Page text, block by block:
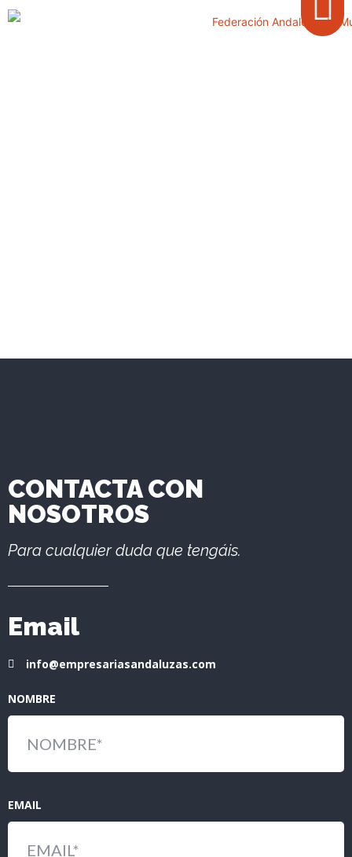
CONTACTA CON
NOSOTROS
Para cualquier duda que tengáis.
Email
info@empresariasandaluzas.com
NOMBRE
EMAIL